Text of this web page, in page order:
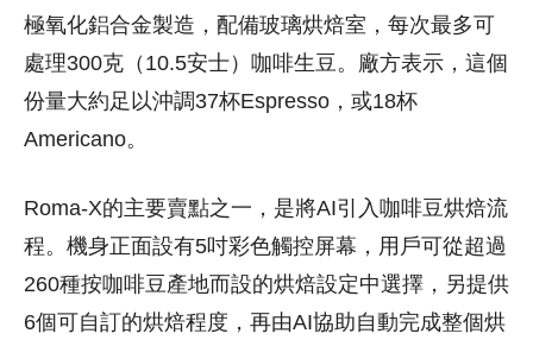
極氧化鋁合金製造，配備玻璃烘焙室，每次最多可
處理300克（10.5安士）咖啡生豆。廠方表示，這個
份量大約足以沖調37杯Espresso，或18杯
Americano。
Roma-X的主要賣點之一，是將AI引入咖啡豆烘焙流
程。機身正面設有5吋彩色觸控屏幕，用戶可從超過
260種按咖啡豆產地而設的烘焙設定中選擇，另提供
6個可自訂的烘焙程度，再由AI協助自動完成整個烘